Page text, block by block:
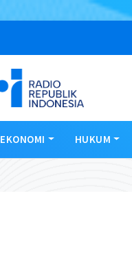
EKONOMI HUKUM